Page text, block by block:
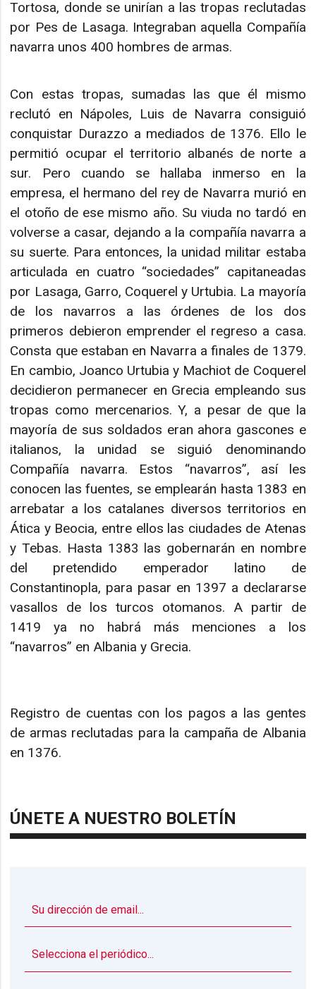
Tortosa, donde se unirían a las tropas reclutadas
por Pes de Lasaga. Integraban aquella Compañía
navarra unos 400 hombres de armas.
Con estas tropas, sumadas las que él mismo
reclutó en Nápoles, Luis de Navarra consiguió
conquistar Durazzo a mediados de 1376. Ello le
permitió ocupar el territorio albanés de norte a
sur. Pero cuando se hallaba inmerso en la
empresa, el hermano del rey de Navarra murió en
el otoño de ese mismo año. Su viuda no tardó en
volverse a casar, dejando a la compañía navarra a
su suerte. Para entonces, la unidad militar estaba
articulada en cuatro “sociedades” capitaneadas
por Lasaga, Garro, Coquerel y Urtubia. La mayoría
de los navarros a las órdenes de los dos
primeros debieron emprender el regreso a casa.
Consta que estaban en Navarra a finales de 1379.
En cambio, Joanco Urtubia y Machiot de Coquerel
decidieron permanecer en Grecia empleando sus
tropas como mercenarios. Y, a pesar de que la
mayoría de sus soldados eran ahora gascones e
italianos, la unidad se siguió denominando
Compañía navarra. Estos “navarros”, así les
conocen las fuentes, se emplearán hasta 1383 en
arrebatar a los catalanes diversos territorios en
Ática y Beocia, entre ellos las ciudades de Atenas
y Tebas. Hasta 1383 las gobernarán en nombre
del pretendido emperador latino de
Constantinopla, para pasar en 1397 a declararse
vasallos de los turcos otomanos. A partir de
1419 ya no habrá más menciones a los
“navarros” en Albania y Grecia.
Registro de cuentas con los pagos a las gentes
de armas reclutadas para la campaña de Albania
en 1376.
ÚNETE A NUESTRO BOLETÍN